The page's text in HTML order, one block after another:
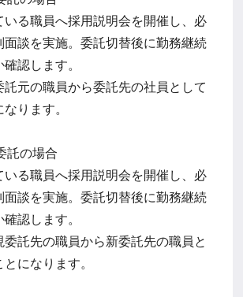
いる職員へ採用説明会を開催し、必
面談を実施。委託切替後に勤務継続
認します。
元の職員から委託先の社員として
ります。
の場合
いる職員へ採用説明会を開催し、必
面談を実施。委託切替後に勤務継続
認します。
託先の職員から新委託先の職員と
になります。